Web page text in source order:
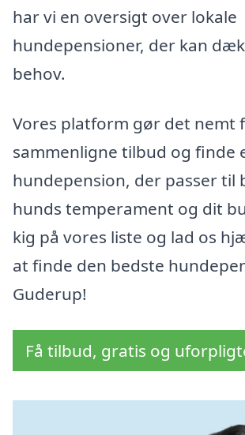
har vi en oversigt over lokale
hundepensioner, der kan
behov.
Vores platform gør det nemt
sammenligne tilbud og finde
hundepension, der passer til
hunds temperament og dit
kig på vores liste og lad os
at finde den bedste
Guderup!
Få tilbud, gratis og